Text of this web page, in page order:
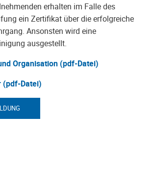
erhalten im Falle des
ein Zertifikat über die erfolgreiche
Ansonsten wird eine
ausgestellt.
Organisation (pdf-Datei)
(pdf-Datei)